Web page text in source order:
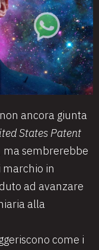
ancora giunta
States Patent
ma sembrerebbe
in
ad avanzare
alla
come i